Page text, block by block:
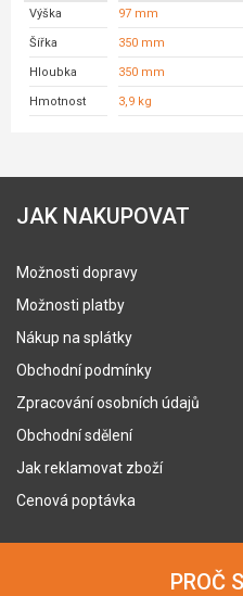
Výška 97 mm
Šířka 350 mm
Hloubka 350 mm
Hmotnost 3,9 kg
JAK NAKUPOVAT
Možnosti dopravy
Možnosti platby
Nákup na splátky
Obchodní podmínky
Zpracování osobních údajů
Obchodní sdělení
Jak reklamovat zboží
Cenová poptávka
PROČ